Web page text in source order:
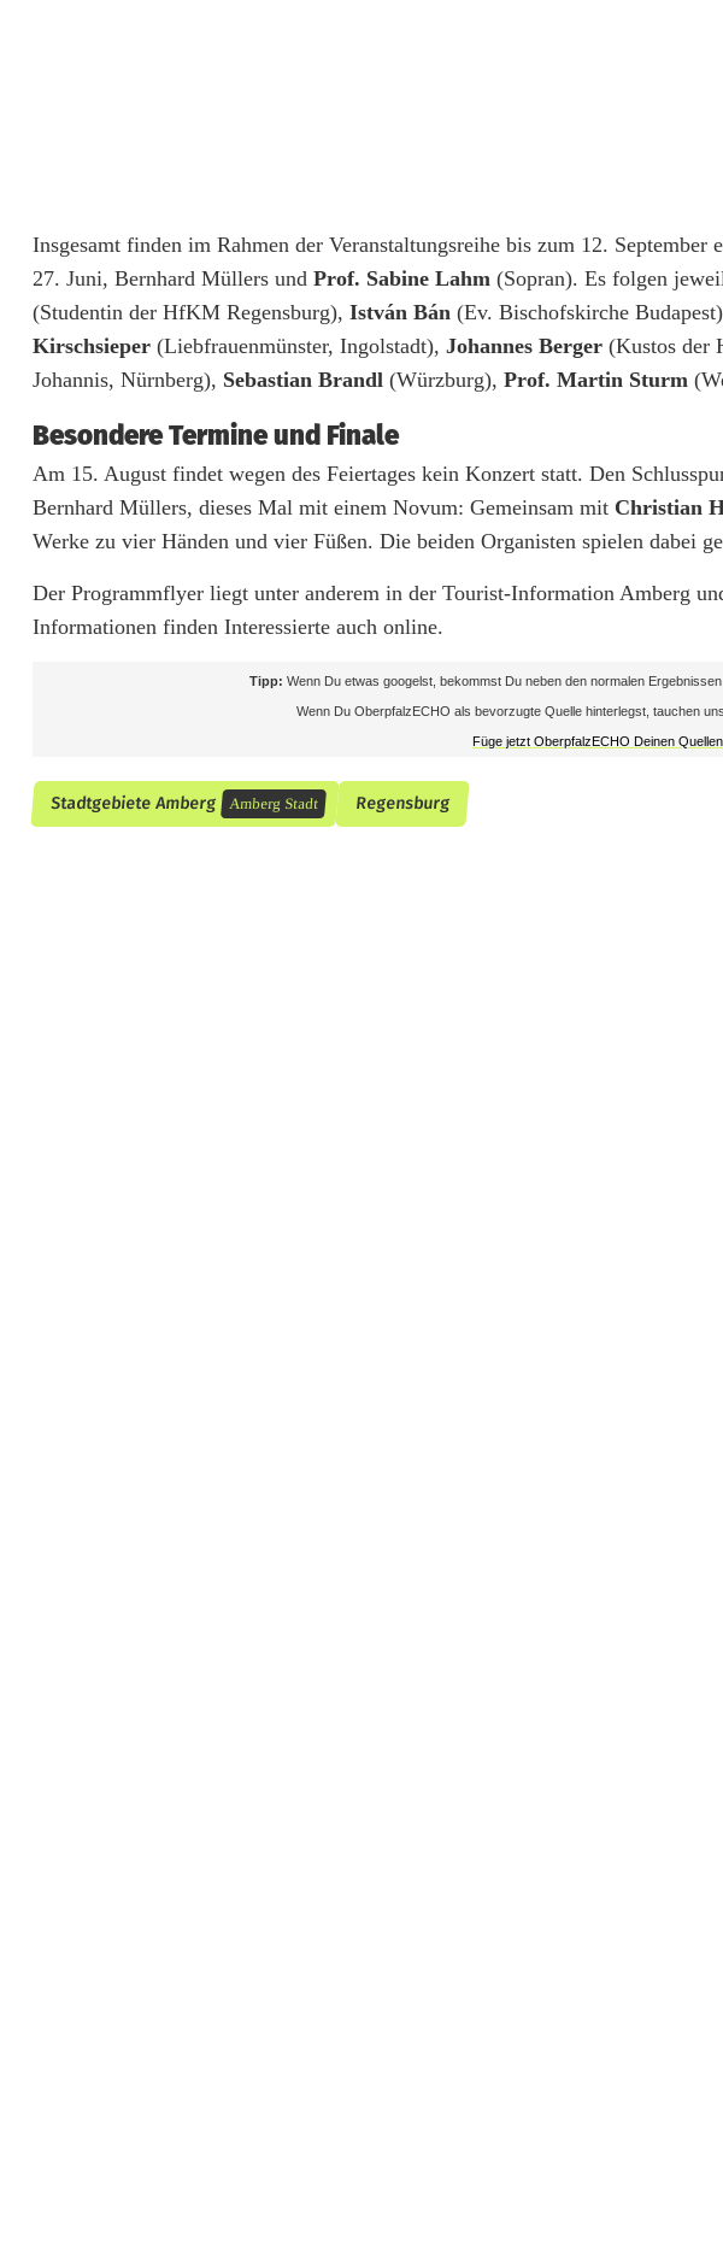
t
e
t
m
t
e
l
f
K
z
e
Insgesamt finden im Rahmen der Veranstaltungsreihe bis zum 12.
27. Juni, Bernhard Müllers und Prof. Sabine Lahm (Sopran). Es folgen
(Studentin der HfKM Regensburg), István Bán (Ev. Bischofskirche
Kirschsieper (Liebfrauenmünster, Ingolstadt), Johannes Berger (Kustos der
Johannis, Nürnberg), Sebastian Brandl (Würzburg), Prof. Martin Sturm
Besondere Termine und Finale
Am 15. August findet wegen des Feiertages kein Konzert statt. Den
Bernhard Müllers, dieses Mal mit einem Novum: Gemeinsam mit Christian
Werke zu vier Händen und vier Füßen. Die beiden Organisten spielen dabei
Der Programmflyer liegt unter anderem in der Tourist-Information Amberg
Informationen finden Interessierte auch online.
Tipp: Wenn Du etwas googelst, bekommst Du neben den normalen
Wenn Du OberpfalzECHO als bevorzugte Quelle hinterlegst, tauchen
Füge jetzt OberpfalzECHO Deinen
Stadtgebiete Amberg Amberg Stadt Regensburg